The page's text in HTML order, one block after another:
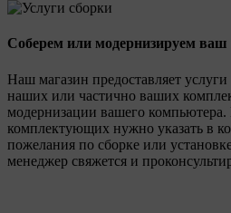
Соберем или модернизируем
Наш магазин предоставляет
наших или частично ваших
модернизации вашего
комплектующих нужно указать в
пожелания по сборке или
менеджер свяжется и